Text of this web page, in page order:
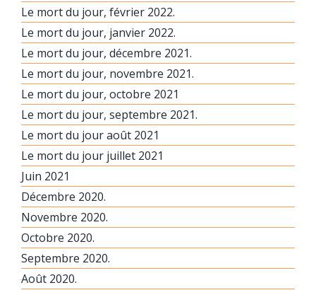
Le mort du jour, février 2022.
Le mort du jour, janvier 2022.
Le mort du jour, décembre 2021.
Le mort du jour, novembre 2021.
Le mort du jour, octobre 2021
Le mort du jour, septembre 2021.
Le mort du jour août 2021
Le mort du jour juillet 2021
Juin 2021
Décembre 2020.
Novembre 2020.
Octobre 2020.
Septembre 2020.
Août 2020.